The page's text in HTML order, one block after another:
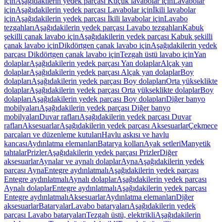
içinAşağıdakilerin yedek parçası Lavabolar içinİkili lavabolar
içinAşağıdakilerin yedek parçası İkili lavabolar içinLavabo
tezgahlarıAşağıdakilerin yedek parçası Lavabo tezgahlarıKabuk
şekilli çanak lavabo içinAşağıdakilerin yedek parçası Kabuk şekilli
çanak lavabo içinDikdörtgen çanak lavabo içinAşağıdakilerin yedek
parçası Dikdörtgen çanak lavabo içinTezgah üstü lavabo içinYan
dolaplarAşağıdakilerin yedek parçası Yan dolaplarAlçak yan
dolaplarAşağıdakilerin yedek parçası Alçak yan dolaplarBoy
dolaplarıAşağıdakilerin yedek parçası Boy dolaplarıOrta yükseklikte
dolaplarAşağıdakilerin yedek parçası Orta yükseklikte dolaplarBoy
dolaplarıAşağıdakilerin yedek parçası Boy dolaplarıDiğer banyo
mobilyalarıAşağıdakilerin yedek parçası Diğer banyo
mobilyalarıDuvar raflarıAşağıdakilerin yedek parçası Duvar
raflarıAksesuarlarAşağıdakilerin yedek parçası AksesuarlarÇekmece
parçaları ve düzenleme kutularıHavlu askısı ve havlu
kancasıAydınlatma elemanlarıBatarya kollarıAyak setleriManyetik
tahtalarPrizlerAşağıdakilerin yedek parçası PrizlerDiğer
aksesuarlarAynalar ve aynalı dolaplarAynaAşağıdakilerin yedek
parçası AynaEntegre aydınlatmalıAşağıdakilerin yedek parçası
Entegre aydınlatmalıAynalı dolaplarAşağıdakilerin yedek parçası
Aynalı dolaplarEntegre aydınlatmalıAşağıdakilerin yedek parçası
Entegre aydınlatmalıAksesuarlarAydınlatma elemanlarıDiğer
aksesuarlarBataryalarLavabo bataryalarıAşağıdakilerin yedek
parçası Lavabo bataryalarıTezgah üstü, elektrikliAşağıdakilerin